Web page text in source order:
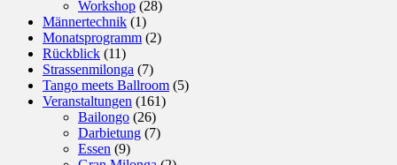
Workshop (28)
Männertechnik (1)
Monatsprogramm (2)
Rückblick (11)
Strassenmilonga (7)
Tango meets Ballroom (5)
Veranstaltungen (161)
Bailongo (26)
Darbietung (7)
Essen (9)